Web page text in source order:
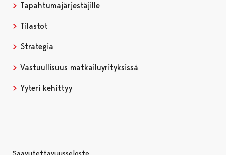
Tapahtumajärjestäjille
Tilastot
Strategia
Vastuullisuus matkailuyrityksissä
Yyteri kehittyy